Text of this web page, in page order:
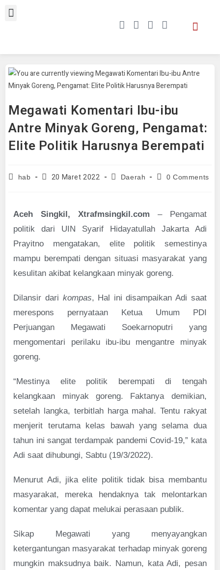
Megawati Komentari Ibu-ibu
Antre Minyak Goreng, Pengamat:
Elite Politik Harusnya Berempati
hab 20 Maret 2022 Daerah 0 Comments
Aceh Singkil, Xtrafmsingkil.com – Pengamat
politik dari UIN Syarif Hidayatullah Jakarta Adi
Prayitno mengatakan, elite politik semestinya
mampu berempati dengan situasi masyarakat yang
kesulitan akibat kelangkaan minyak goreng.
Dilansir dari kompas, Hal ini disampaikan Adi saat
merespons pernyataan Ketua Umum PDI
Perjuangan Megawati Soekarnoputri yang
mengomentari perilaku ibu-ibu mengantre minyak
goreng.
“Mestinya elite politik berempati di tengah
kelangkaan minyak goreng. Faktanya demikian,
setelah langka, terbitlah harga mahal. Tentu rakyat
menjerit terutama kelas bawah yang selama dua
tahun ini sangat terdampak pandemi Covid-19,” kata
Adi saat dihubungi, Sabtu (19/3/2022).
Menurut Adi, jika elite politik tidak bisa membantu
masyarakat, mereka hendaknya tak melontarkan
komentar yang dapat melukai perasaan publik.
Sikap Megawati yang menyayangkan
ketergantungan masyarakat terhadap minyak goreng
mungkin maksudnya baik. Namun, kata Adi, pesan